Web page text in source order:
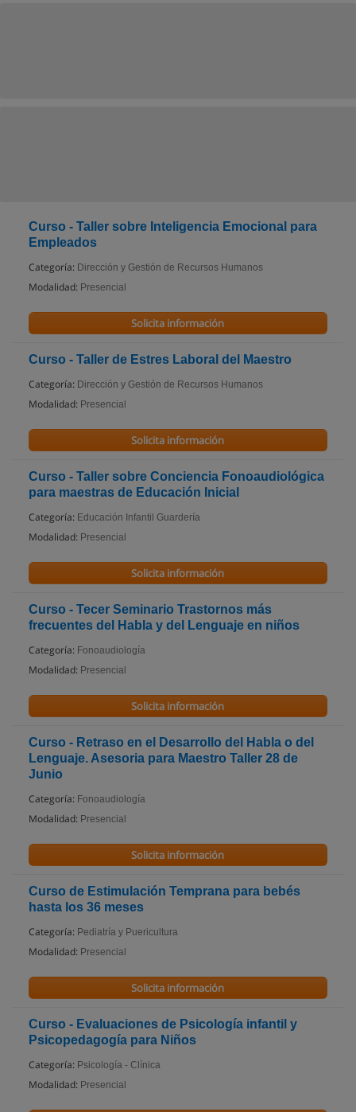
Curso - Taller sobre Inteligencia Emocional para
Empleados
Categoría: Dirección y Gestión de Recursos Humanos
Modalidad: Presencial
Solicita información
Curso - Taller de Estres Laboral del Maestro
Categoría: Dirección y Gestión de Recursos Humanos
Modalidad: Presencial
Solicita información
Curso - Taller sobre Conciencia Fonoaudiológica
para maestras de Educación Inicial
Categoría: Educación Infantil Guardería
Modalidad: Presencial
Solicita información
Curso - Tecer Seminario Trastornos más
frecuentes del Habla y del Lenguaje en niños
Categoría: Fonoaudiología
Modalidad: Presencial
Solicita información
Curso - Retraso en el Desarrollo del Habla o del
Lenguaje. Asesoria para Maestro Taller 28 de
Junio
Categoría: Fonoaudiología
Modalidad: Presencial
Solicita información
Curso de Estimulación Temprana para bebés
hasta los 36 meses
Categoría: Pediatría y Puericultura
Modalidad: Presencial
Solicita información
Curso - Evaluaciones de Psicología infantil y
Psicopedagogía para Niños
Categoría: Psicología - Clínica
Modalidad: Presencial